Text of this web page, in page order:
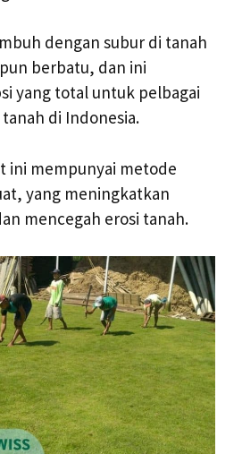
dengan subur di tanah
berbatu, dan ini
yang total untuk pelbagai
di Indonesia.
ini mempunyai metode
yang meningkatkan
mencegah erosi tanah.